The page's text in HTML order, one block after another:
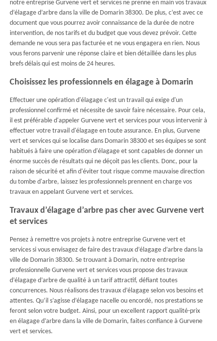
notre entreprise Gurvene vert et services ne prenne en main vos travaux
d’élagage d’arbre dans la ville de Domarin 38300. De plus, c’est avec ce
document que vous pourrez avoir connaissance de la durée de notre
intervention, de nos tarifs et du budget que vous devez prévoir. Cette
demande ne vous sera pas facturée et ne vous engagera en rien. Nous
vous ferons parvenir une réponse claire et bien détaillée dans les plus
brefs délais qui est moins de 24 heures.
Choisissez les professionnels en élagage à Domarin
Effectuer une opération d'élagage c'est un travail qui exige d'un
professionnel confirmé et nécessite de savoir faire nécessaire. Pour cela,
il est préférable d'appeler Gurvene vert et services pour vous intervenir à
effectuer votre travail d'élagage en toute assurance. En plus, Gurvene
vert et services qui se localise dans Domarin 38300 et ses équipes se sont
habitués à faire une opération d'élagage et sont capables de donner un
énorme succès de résultats qui ne déçoit pas les clients. Donc, pour la
raison de sécurité et afin d'éviter tout risque comme mauvaise direction
du tombe d'arbre, laissez les professionnels prennent en charge vos
travaux en appelant Gurvene vert et services.
Travaux d’élagage d’arbre pas cher avec Gurvene vert
et services
Pensez à remettre vos projets à notre entreprise Gurvene vert et
services si vous envisagez de faire des travaux d’élagage d’arbre dans la
ville de Domarin 38300. Se trouvant à Domarin, notre entreprise
professionnelle Gurvene vert et services vous propose des travaux
d’élagage d’arbre de qualité à un tarif attractif, défiant toutes
concurrences. Nous réalisons des travaux d’élagage selon vos besoins et
attentes. Qu’il s’agisse d’élagage nacelle ou encordé, nos prestations se
feront selon votre budget. Ainsi, pour un excellent rapport qualité-prix
en élagage d’arbre dans la ville de Domarin, faites confiance à Gurvene
vert et services.